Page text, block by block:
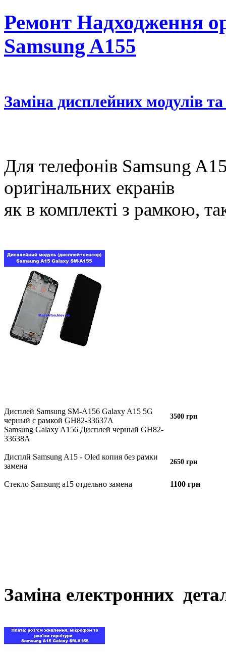
Ремонт Надходження
Samsung A155
Заміна дисплейних модулів
Для телефонів Samsung
оригінальних екранів
як в комплекті з рамкою,
Дисплей Samsung SM-A156 Galaxy A15 5G
черный с рамкой GH82-33637A
3500 грн
Samsung Galaxy A156 Дисплей черный GH82-
33638A
Дисплй Samsung A15 - Oled копия без рамки
замена
2650 грн
Стекло Samsung a15 отдельно замена 1100 грн
Заміна електронних